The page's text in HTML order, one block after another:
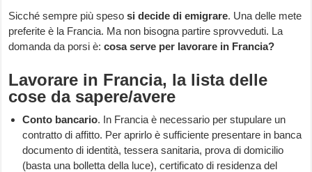
Sicché sempre più spesosi decide di emigrare. Una delle mete
preferite è la Francia. Ma non bisogna partire sprovveduti. La
domanda da porsi è:cosa serve per lavorare in Francia?
Lavorare in Francia, la lista delle
cose da sapere/avere
Conto bancario. In Francia è necessario per stupulare un
contratto di affitto. Per aprirlo è sufficiente presentare in banca
documento di identità, tessera sanitaria, prova di domicilio
(basta una bolletta della luce), certificato di residenza del